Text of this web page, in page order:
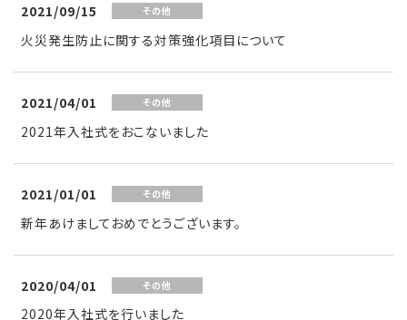
2021/09/15 その他
火災発生防止に関する対策強化項目について
2021/04/01 その他
2021年入社式をおこないました
2021/01/01 その他
新年あけましておめでとうございます。
2020/04/01 その他
2020年入社式を行いました